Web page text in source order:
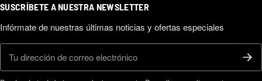
SUSCRÍBETE A NUESTRA NEWSLETTER
Infórmate de nuestras últimas noticias y ofertas especiales